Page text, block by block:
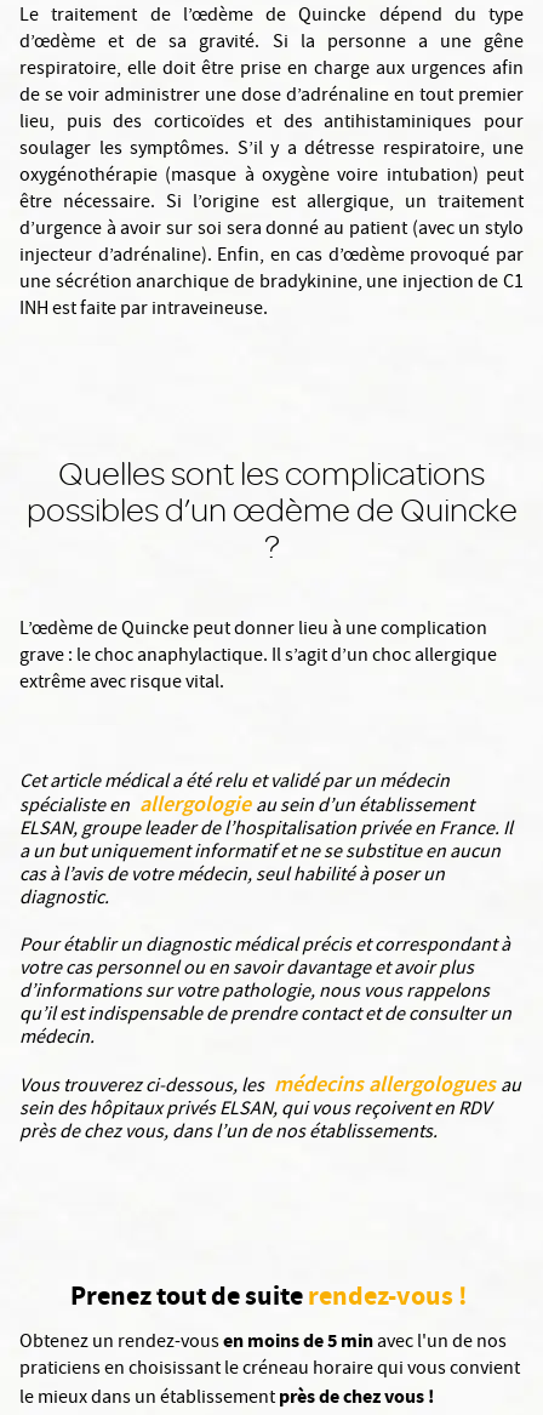
Le traitement de l’œdème de Quincke dépend du type
d’œdème et de sa gravité. Si la personne a une gêne
respiratoire, elle doit être prise en charge aux urgences afin
de se voir administrer une dose d’adrénaline en tout premier
lieu, puis des corticoïdes et des antihistaminiques pour
soulager les symptômes. S’il y a détresse respiratoire, une
oxygénothérapie (masque à oxygène voire intubation) peut
être nécessaire. Si l’origine est allergique, un traitement
d’urgence à avoir sur soi sera donné au patient (avec un stylo
injecteur d’adrénaline). Enfin, en cas d’œdème provoqué par
une sécrétion anarchique de bradykinine, une injection de C1
INH est faite par intraveineuse.
Quelles sont les complications
possibles d’un œdème de Quincke
?
L’œdème de Quincke peut donner lieu à une complication
grave : le choc anaphylactique. Il s’agit d’un choc allergique
extrême avec risque vital.
Cet article médical a été relu et validé par un médecin
spécialiste en allergologieau sein d’un établissement
ELSAN, groupe leader de l’hospitalisation privée en France. Il
a un but uniquement informatif et ne se substitue en aucun
cas à l’avis de votre médecin, seul habilité à poser un
diagnostic.
Pour établir un diagnostic médical précis et correspondant à
votre cas personnel ou en savoir davantage et avoir plus
d’informations sur votre pathologie, nous vous rappelons
qu’il est indispensable de prendre contact et de consulter un
médecin.
Vous trouverez ci-dessous, les médecins allergologuesau
sein des hôpitaux privés ELSAN, qui vous reçoivent en RDV
près de chez vous, dans l’un de nos établissements.
Prenez tout de suiterendez-vous !
Obtenez un rendez-vousen moins de 5 minavec l'un de nos
praticiens en choisissant le créneau horaire qui vous convient
le mieux dans un établissementprès de chez vous !